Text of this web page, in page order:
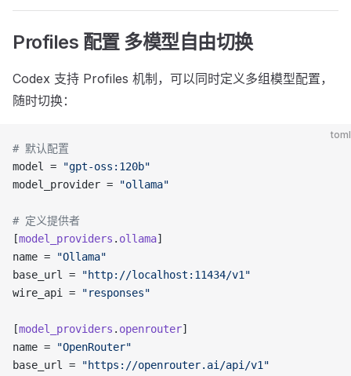
Profiles 配置 多模型自由切换
Codex 支持 Profiles 机制，可以同时定义多组模型配置，
随时切换：
toml
# 默认配置
model =
"gpt-oss:120b"
model_provider =
"ollama"
# 定义提供者
[model_providers . ollama]
name =
"Ollama"
base_url =
"http://localhost:11434/v1"
wire_api =
"responses"
[model_providers . openrouter]
name =
"OpenRouter"
base_url =
"https://openrouter.ai/api/v1"